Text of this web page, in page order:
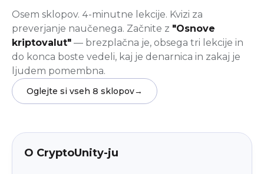
Osem sklopov. 4-minutne lekcije. Kvizi za
preverjanje naučenega. Začnite z "Osnove
kriptovalut" — brezplačna je, obsega tri lekcije in
do konca boste vedeli, kaj je denarnica in zakaj je
ljudem pomembna.
Oglejte si vseh 8 sklopov→
O CryptoUnity-ju